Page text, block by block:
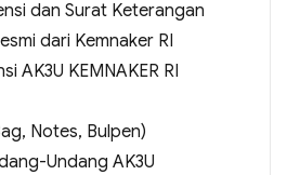
dan Surat Keterangan
dari Kemnaker RI
AK3U KEMNAKER RI
Notes, Bulpen)
Undang AK3U